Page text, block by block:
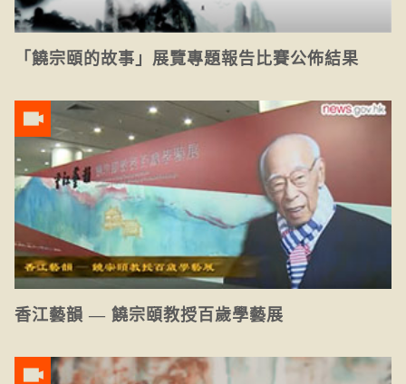
「饒宗頤的故事」展覽專題報告比賽公佈結果
香江藝韻 — 饒宗頤教授百歲學藝展